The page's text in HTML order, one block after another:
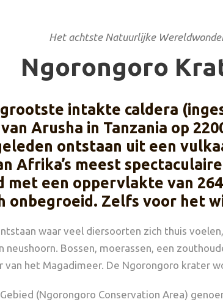
Het achtste Natuurlijke
Ngorongoro
intakte caldera
Arusha in Tanzania op
ontstaan uit een
Afrika’s meest
een oppervlakte van
onbegroeid. Zelfs voor het
waar veel diersoorten zich thuis
Bossen, moerassen, een
het Magadimeer. De Ngorongoro krater
(Ngorongoro Conservation Area)